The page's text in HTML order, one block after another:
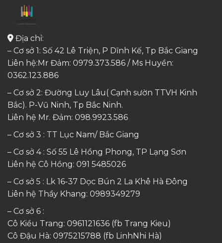
Địa chỉ:
– Cơ sở 1: Số 42 Lê Triện, P Dĩnh Kế, Tp Bắc Giang
Liên hệ:Mr Đảm: 0979.373.586 / Ms Huyền:
0362.123.886
– Cơ sở 2: Đường Luy Lâu( Cạnh sườn TTVH Kinh
Bắc). P-Vũ Ninh, Tp Bắc Ninh.
Liên hệ Mr. Đảm: 098.9923.586
– Cơ sở 3 : TT Lục Nam/ Bắc Giang
– Cơ sở 4 : Số 55 Lê Hồng Phong, TP Lạng Sơn
Liên hệ Cô Hồng: 091 5485026
– Cơ sở 5 : Lk 16-37 Dọc Bún 2 La Khê Hà Đông
Liên hệ Thầy Khang: 0989349279
– Cơ sở 6 :
Cô Kiều Trang: 0961121636 (fb Trang Kieu)
Cô Đậu Hà: 0975215788 (fb LinhNhi Hà)